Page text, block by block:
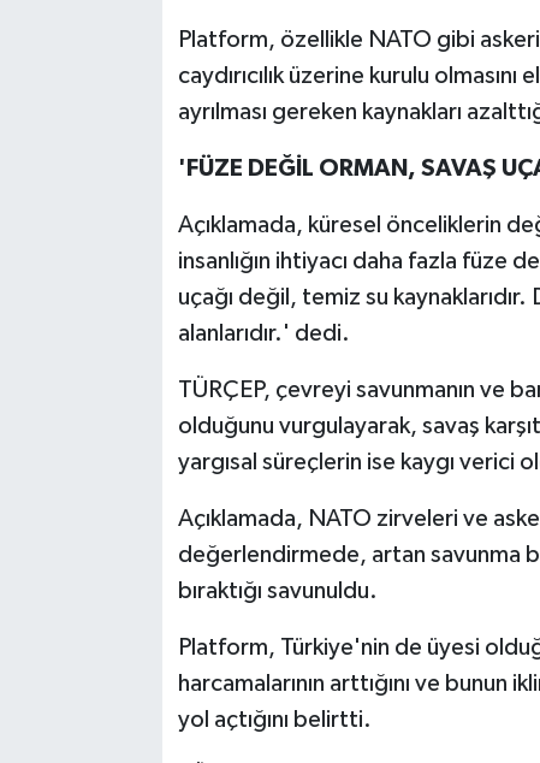
Platform, özellikle NATO gibi askeri
caydırıcılık üzerine kurulu
ayrılması gereken kaynakları
'FÜZE DEĞİL ORMAN, SAVAŞ
Açıklamada, küresel önceliklerin
insanlığın ihtiyacı daha fazla füze
uçağı değil, temiz su
alanlarıdır.' dedi.
TÜRÇEP, çevreyi savunmanın ve
olduğunu vurgulayarak, savaş
yargısal süreçlerin ise kaygı verici
Açıklamada, NATO zirveleri ve
değerlendirmede, artan savunma
bıraktığı savunuldu.
Platform, Türkiye'nin de üyesi
harcamalarının arttığını ve bunun
yol açtığını belirtti.